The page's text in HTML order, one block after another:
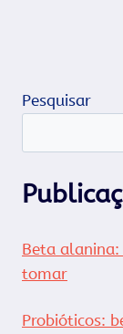
Pesquisar
Beta alanina:
tomar
Probióticos: